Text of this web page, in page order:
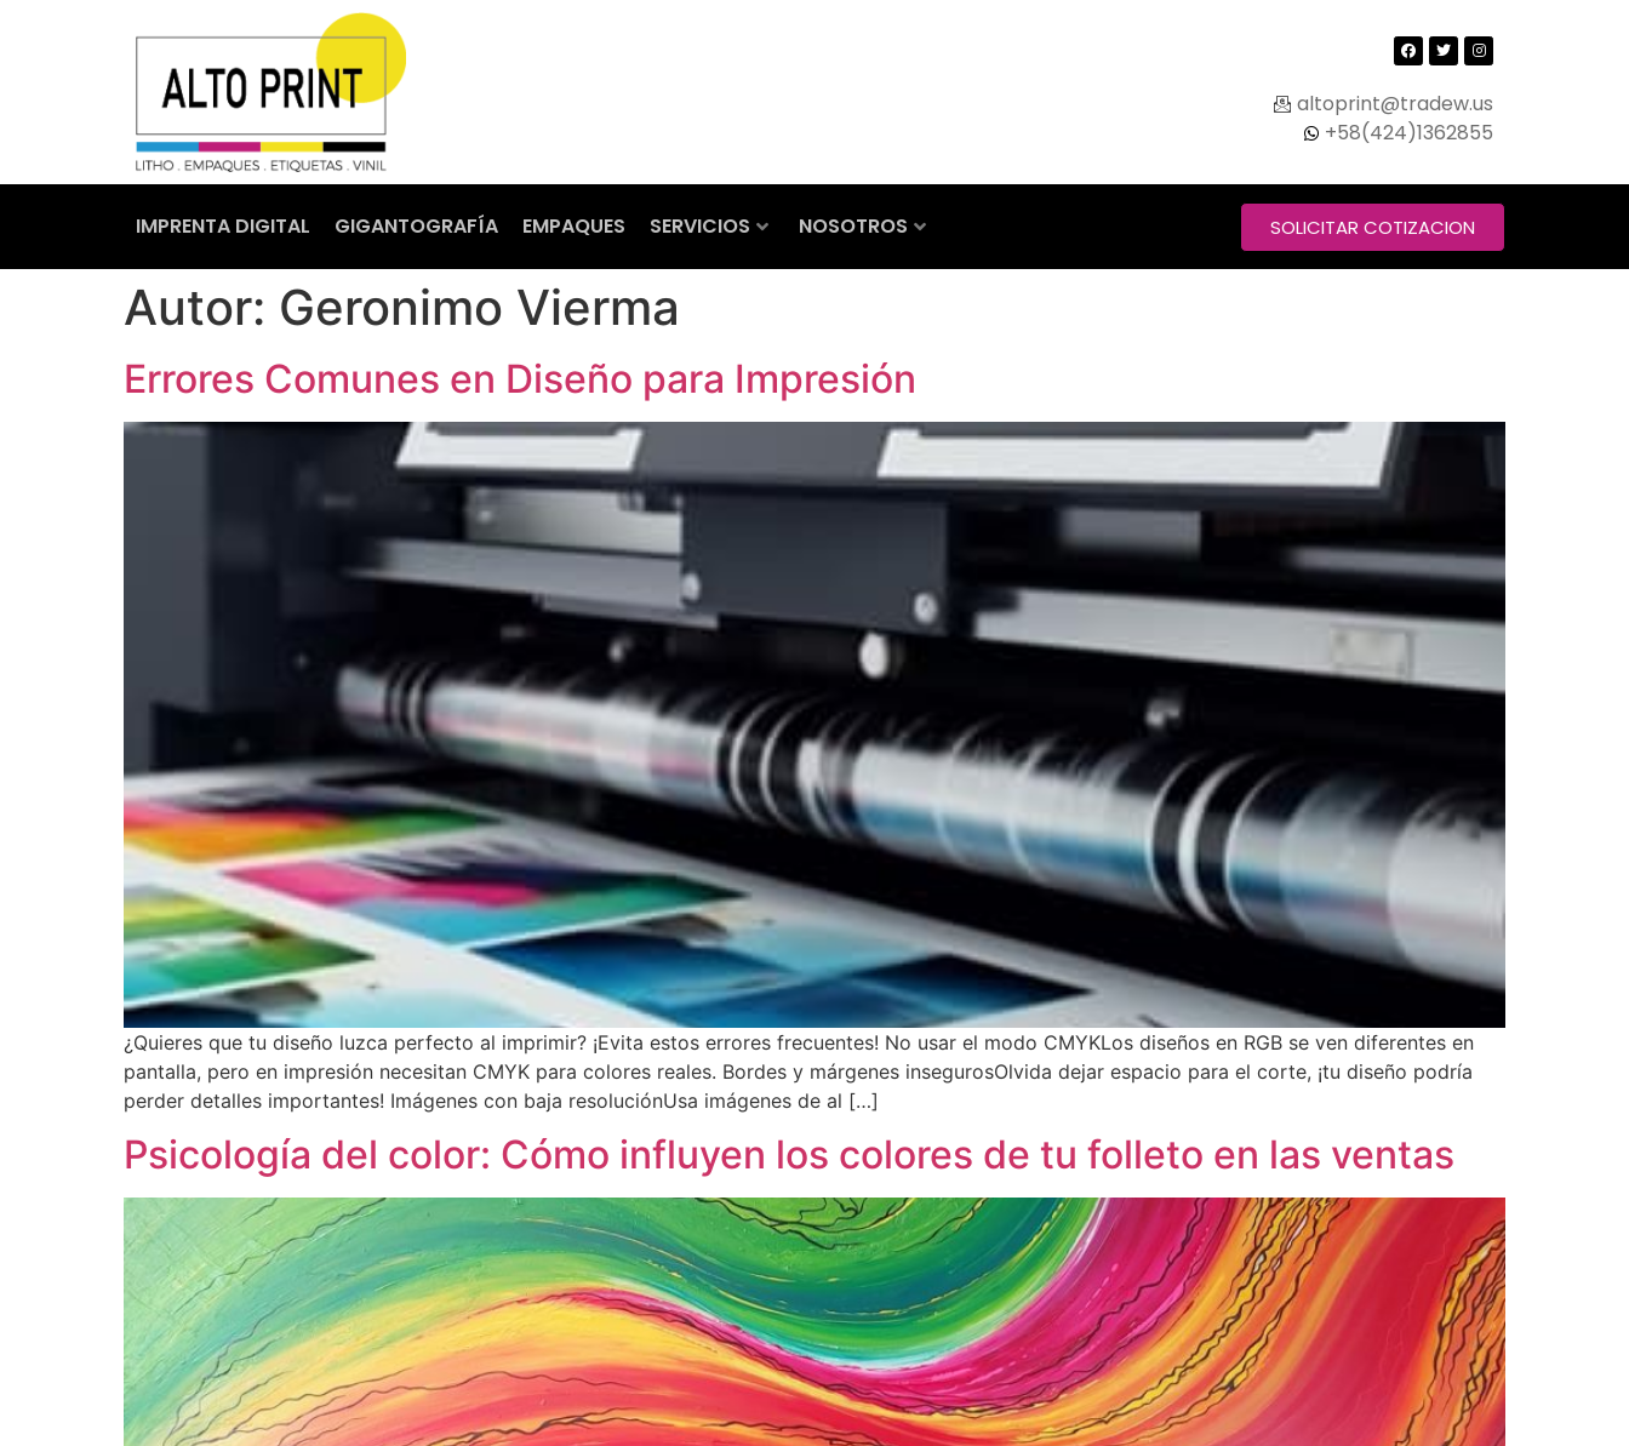
altoprint@tradew.us
+58(424)1362855
IMPRENTA DIGITAL GIGANTOGRAFÍA EMPAQUES SERVICIOS NOSOTROS SOLICITAR COTIZACION
Autor: Geronimo Vierma
Errores Comunes en Diseño para Impresión
¿Quieres que tu diseño luzca perfecto al imprimir? ¡Evita estos errores frecuentes! No usar el modo CMYKLos diseños en RGB se ven diferentes en
pantalla, pero en impresión necesitan CMYK para colores reales. Bordes y márgenes insegurosOlvida dejar espacio para el corte, ¡tu diseño podría
perder detalles importantes! Imágenes con baja resoluciónUsa imágenes de al […]
Psicología del color: Cómo influyen los colores de tu folleto en las ventas